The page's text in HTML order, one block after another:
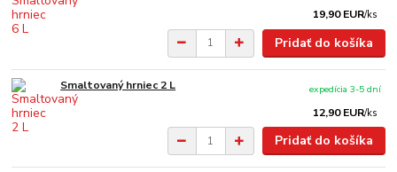
19,90 EUR/ks
Pridať do košíka
Smaltovaný hrniec 2 L
12,90 EUR/ks
expedícia 3-5 dní
Pridať do košíka